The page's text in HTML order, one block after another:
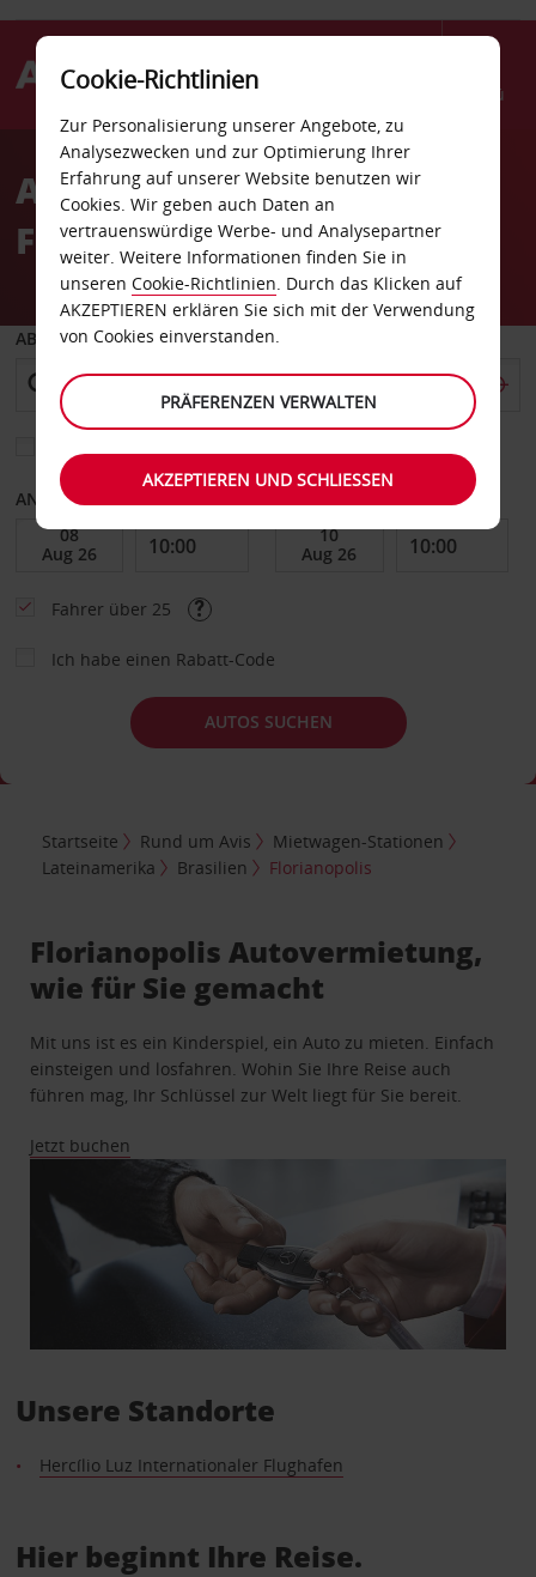
Menü
AvisAutovermietung
Florianopolis
ABHOLEN VON
ANFANGSDATUM
Fahrer über 25
Ich habe einen Rabatt-Code
AUTOS SUCHEN
Startseite Rund um Avis
Mietwagen-Stationen
Lateinamerika
Brasilien Florianopolis
Florianopolis Autovermietung,
wie für Sie gemacht
Mit uns ist es ein Kinderspiel, ein Auto zu mieten. Einfach
einsteigen und losfahren. Wohin Sie Ihre Reise auch
führen mag, Ihr Schlüssel zur Welt liegt für Sie bereit.
Jetzt buchen
Unsere Standorte
Hercílio Luz Internationaler Flughafen
Hier beginnt Ihre Reise.
Cookie-Richtlinien
Zur Personalisierung unserer Angebote, zu
Analysezwecken und zur Optimierung Ihrer
Erfahrung auf unserer Website benutzen wir
Cookies. Wir geben auch Daten an
vertrauenswürdige Werbe- und Analysepartner
weiter. Weitere Informationen finden Sie in
unseren Cookie-Richtlinien. Durch das Klicken auf
AKZEPTIEREN erklären Sie sich mit der Verwendung
von Cookies einverstanden.
PRÄFERENZEN VERWALTEN
AKZEPTIEREN UND SCHLIESSEN